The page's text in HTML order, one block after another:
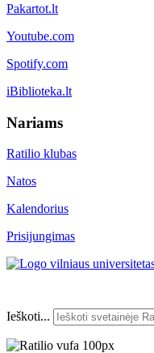
Pakartot.lt
Youtube.com
Spotify.com
iBiblioteka.lt
Nariams
Ratilio klubas
Natos
Kalendorius
Prisijungimas
Ieškoti...